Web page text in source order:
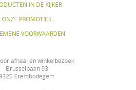
IN DE KIJKER
ONZE PROMOTIES
VOORWAARDEN
afhaal en winkelbezoek
Brusselbaan 93
Erembodegem